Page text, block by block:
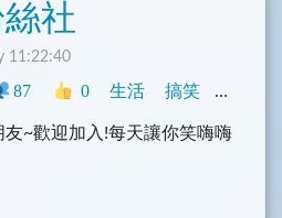
社
11:22:40
87 0 生活 搞笑 臺灣
~歡迎加入!每天讓你笑嗨嗨